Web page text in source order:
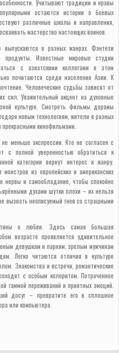
Учитывают традиции и нравы
остаются истории о боевых
различные школы и направления,
мастерство настоящих воинов.
в разных жанрах. Фэнтези
продукты. Известные мировые студии
с азиатскими коллегами в этом
почитаются среди населения Азии. К
Человеческие судьбы зависят от
сил. Уважительный акцент на духовные
культуре. Смотреть фильмы дорамы
новым технологиям, жители в разных
прекрасными кинофильмами.
меньше экспрессии. Кто не согласен с
с полной уверенностью обратиться к
категории вернут интерес к жанру.
из европейских и американских
нервы и самообладание, чтобы спокойно
духами шутки плохи – их нельзя
вызвать неописуемый гнев со страшными
о любви. Здесь самая большая
возрасте проявляется удивительное
девушкам и парням, зрелым мужчинам
Легко читаются отличия в культуре
Знакомства и встречи, романтические
с особым колоритом. Потраченное
гаммой переживаний и приятных эмоций.
досуг – превратите его в сплошное
или компьютера.